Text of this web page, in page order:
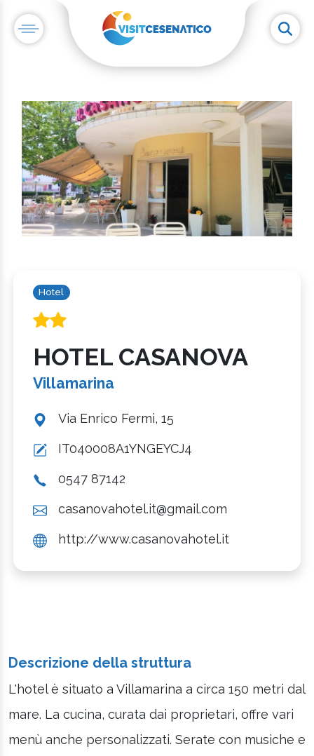
Hotel
HOTEL CASANOVA
Villamarina
Via Enrico Fermi, 15
IT040008A1YNGEYCJ4
0547 87142
casanovahotel.it@gmail.com
http://www.casanovahotel.it
Descrizione della struttura
L'hotel è situato a Villamarina a circa 150 metri dal
mare. La cucina, curata dai proprietari, offre vari
menù anche personalizzati. Serate con musiche e